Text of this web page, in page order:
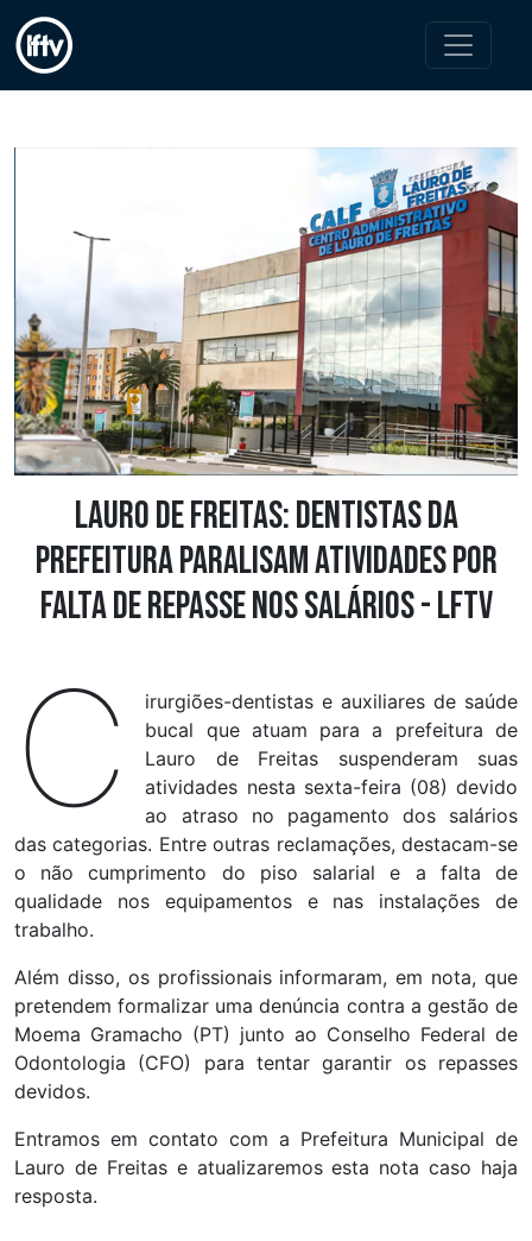
LAURO DE FREITAS: Dentistas da
prefeitura paralisam atividades por
falta de repasse nos salários - LFTV
C
irurgiões-dentistas e auxiliares de saúde
bucal que atuam para a prefeitura de
Lauro de Freitas suspenderam suas
atividades nesta sexta-feira (08) devido
ao atraso no pagamento dos salários
das categorias. Entre outras reclamações, destacam-se
o não cumprimento do piso salarial e a falta de
qualidade nos equipamentos e nas instalações de
trabalho.
Além disso, os profissionais informaram, em nota, que
pretendem formalizar uma denúncia contra a gestão de
Moema Gramacho (PT) junto ao Conselho Federal de
Odontologia (CFO) para tentar garantir os repasses
devidos.
Entramos em contato com a Prefeitura Municipal de
Lauro de Freitas e atualizaremos esta nota caso haja
resposta.